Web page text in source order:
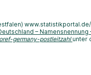
– Namensnennung
germany-postleitzahlunter